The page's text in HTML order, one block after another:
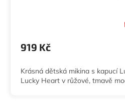
919 Kč
Krásná dětská mikina s kapucí
Lucky Heart v růžové, tmavě